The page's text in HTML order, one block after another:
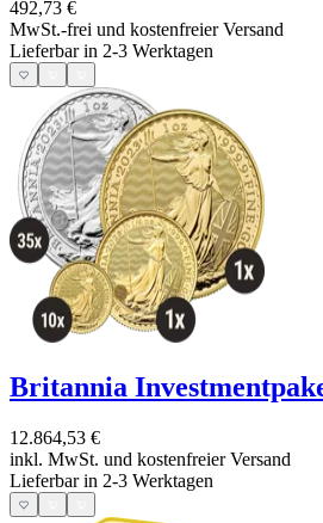
492,73 €
MwSt.-frei und kostenfreier Versand
Lieferbar in 2-3 Werktagen
Britannia
12.864,53 €
inkl. MwSt. und kostenfreier Versand
Lieferbar in 2-3 Werktagen